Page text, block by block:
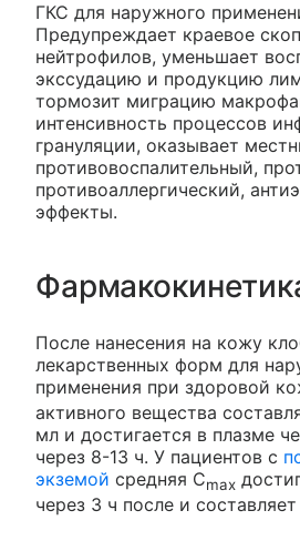
ГКС для наружного
Предупреждает краевое
нейтрофилов, уменьшает
экссудацию и продукцию
тормозит миграцию
интенсивность процессов
грануляции, оказывает
противовоспалительный,
противоаллергический,
эффекты.
После нанесения на кожу
лекарственных форм для
применения при здоровой
активного вещества
мл и достигается в плазме
через 8-13 ч. У пациентов с
экземой средняя Cmax
через 3 ч после и